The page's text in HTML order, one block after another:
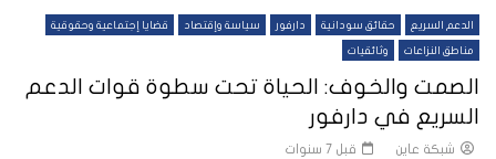
الدعم السريع حقائق سودانية دارفور سياسة وإقتصاد قضايا إجتماعية وحقوقية
مناطق النزاعات وثائقيات
الصمت والخوف: الحياة تحت سطوة قوات الدعم
السريع في دارفور
شبكة عاين قبل 7 سنوات